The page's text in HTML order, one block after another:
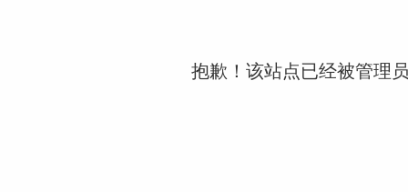
抱歉！该站点已经被管理